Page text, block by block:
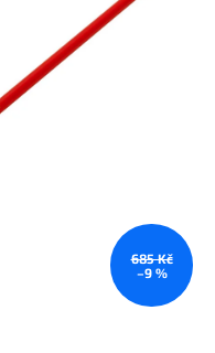
685 Kč
–9 %